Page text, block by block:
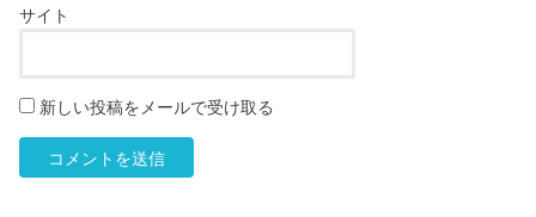
サイト
新しい投稿をメールで受け取る